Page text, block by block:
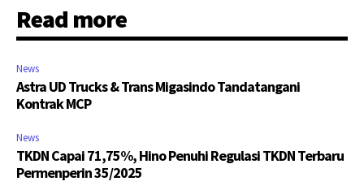
Read more
News
Astra UD Trucks & Trans Migasindo Tandatangani
Kontrak MCP
News
TKDN Capai 71,75%, Hino Penuhi Regulasi TKDN Terbaru
Permenperin 35/2025